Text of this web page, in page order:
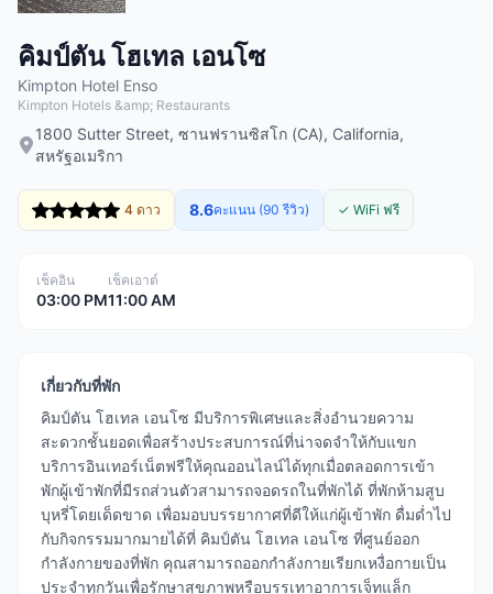
คิมป์ตัน โฮเทล เอนโซ
Kimpton Hotel Enso
Kimpton Hotels &amp; Restaurants
1800 Sutter Street, ซานฟรานซิสโก (CA), California,
สหรัฐอเมริกา
4 ดาว 8.6คะแนน (90 รีวิว) ✓ WiFi ฟรี
เช็คอิน
03:00 PM
เช็คเอาต์
11:00 AM
เกี่ยวกับที่พัก
คิมป์ตัน โฮเทล เอนโซ มีบริการพิเศษและสิ่งอำนวยความ
สะดวกชั้นยอดเพื่อสร้างประสบการณ์ที่น่าจดจำให้กับแขก
บริการอินเทอร์เน็ตฟรีให้คุณออนไลน์ได้ทุกเมื่อตลอดการเข้า
พักผู้เข้าพักที่มีรถส่วนตัวสามารถจอดรถในที่พักได้ ที่พักห้ามสูบ
บุหรี่โดยเด็ดขาด เพื่อมอบบรรยากาศที่ดีให้แก่ผู้เข้าพัก ดื่มด่ำไป
กับกิจกรรมมากมายได้ที่ คิมป์ตัน โฮเทล เอนโซ ที่ศูนย์ออก
กำลังกายของที่พัก คุณสามารถออกกำลังกายเรียกเหงื่อกายเป็น
ประจำทุกวันเพื่อรักษาสุขภาพหรือบรรเทาอาการเจ็ทแล็ก